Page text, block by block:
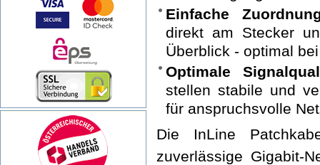
Einfache
direkt am Stecker
Überblick - optimal
Optimale
stellen stabile und
für anspruchsvolle
Die InLine
zuverlässige Gigabit-